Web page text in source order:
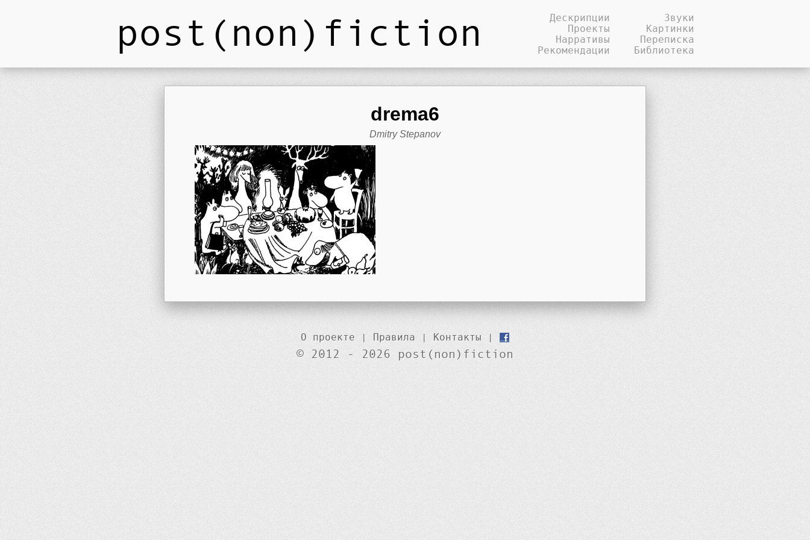
post(non)fiction
Дескрипции
Проекты
Нарративы
Рекомендации
Звуки
Картинки
Переписка
Библиотека
drema6
Dmitry Stepanov
О проекте | Правила | Контакты |
© 2012 - 2026 post(non)fiction